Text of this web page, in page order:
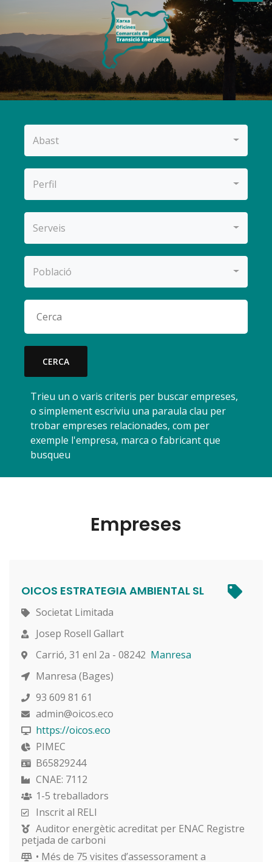
Abast
Perfil
Serveis
Població
CERCA
Trieu un o varis criteris per buscar empreses,
o simplement escriviu una paraula clau per
trobar empreses relacionades, com per
exemple l'empresa, marca o fabricant que
busqueu
Empreses
OICOS ESTRATEGIA AMBIENTAL SL
Societat Limitada
Josep Rosell Gallart
Carrió, 31 enl 2a - 08242 Manresa
Manresa (Bages)
93 609 81 61
admin@oicos.eco
https://oicos.eco
PIMEC
B65829244
CNAE: 7112
1-5 treballadors
Inscrit al RELI
Auditor energètic acreditat per ENAC Registre
petjada de carboni
• Més de 75 visites d’assessorament a